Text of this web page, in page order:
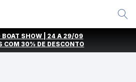
BOAT SHOW | 24 A 29/09
COM 30% DE DESCONTO